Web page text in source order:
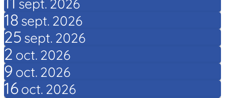
sept. 2026
18 sept. 2026
25 sept. 2026
2 oct. 2026
9 oct. 2026
16 oct. 2026